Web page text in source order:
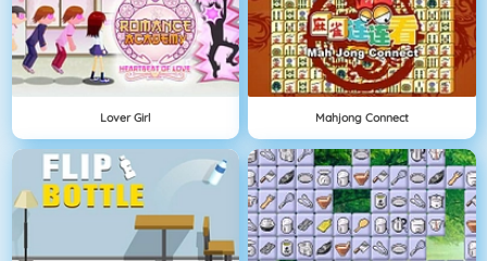
Lover Girl Mahjong Connect